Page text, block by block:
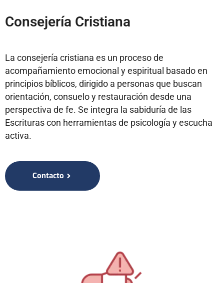
Consejería Cristiana
La consejería cristiana es un proceso de
acompañamiento emocional y espiritual basado en
principios bíblicos, dirigido a personas que buscan
orientación, consuelo y restauración desde una
perspectiva de fe. Se integra la sabiduría de las
Escrituras con herramientas de psicología y escucha
activa.
Contacto